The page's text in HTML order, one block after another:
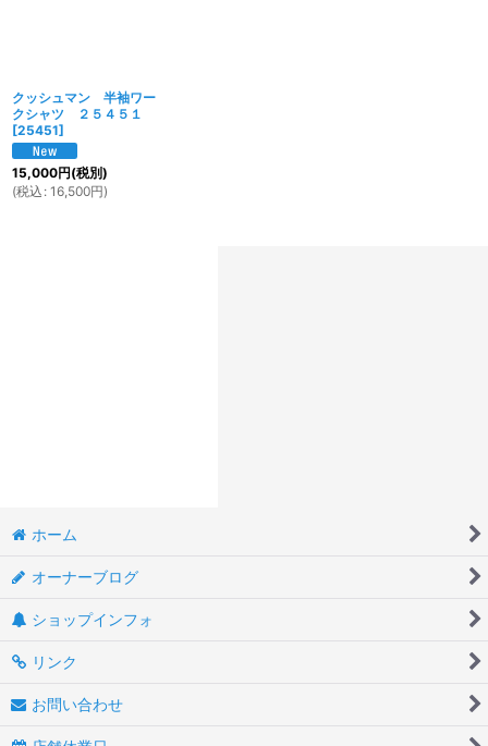
クッシュマン 半袖ワー
クシャツ ２５４５１
[25451]
15,000円(税別)
(税込 : 16,500円)
ホーム
オーナーブログ
ショップインフォ
リンク
お問い合わせ